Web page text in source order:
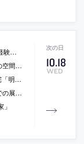
10.18
WED
中
10/27]
家」
10/31]